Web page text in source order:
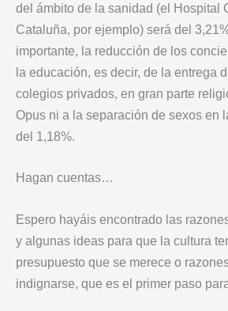
del ámbito de la sanidad (el Hospital
Cataluña, por ejemplo) será del
importante, la reducción de los
la educación, es decir, de la entrega
colegios privados, en gran parte
Opus ni a la separación de sexos en
del 1,18%.
Hagan cuentas…
Espero hayáis encontrado las
y algunas ideas para que la cultura
presupuesto que se merece o
indignarse, que es el primer paso